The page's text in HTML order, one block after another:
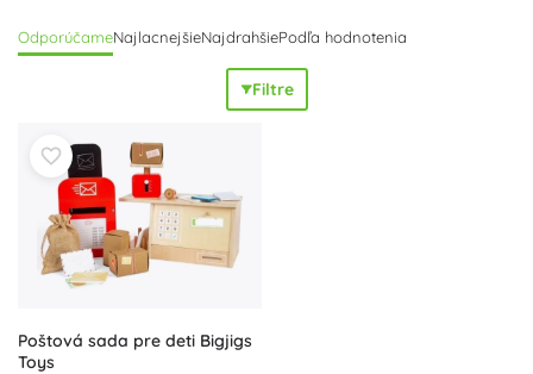
myslenie (počítanie známok, ceny, triedenie podľa farby,
jemnú motoriku(lepenie, pečiatkovanie,
otváranie zámkov). Kvalitné materiály ako drevo, kartón a
odolné a bezpečnéna každodenné hranie.
Vyberte poštovú prepážku s okienkom, podacími lístkami a
pečiatkami, doručovaciu sadu s brašňou a formulármi
alebo samostatnúpoštovú schránku pre deti
zábavnéposielanie listov doma aj v škôlke. Vďaka
bohatým doplnkom aautentickým detailom
profesie stávapútavou
aj poučnou a premení každý kútik
OdporúčameNajlacnejšieNajdrahšiePodľa hodnotenia
Filtre
Poštová sada pre deti Bigjigs
Toys